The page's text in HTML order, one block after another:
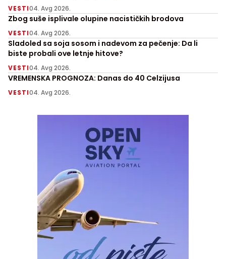
VESTI04. Avg 2026.
Zbog suše isplivale olupine nacističkih brodova
VESTI04. Avg 2026.
Sladoled sa soja sosom i nadevom za pečenje: Da li
biste probali ove letnje hitove?
VESTI04. Avg 2026.
VREMENSKA PROGNOZA: Danas do 40 Celzijusa
VESTI04. Avg 2026.